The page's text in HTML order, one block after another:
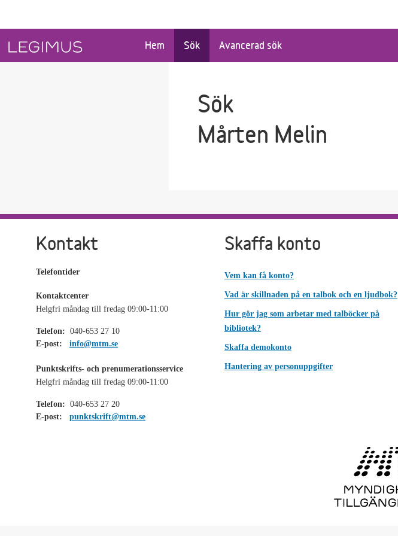
Hem Sök Avancerad sök
Sök
Mårten Melin
Kontakt
Telefontider
Kontaktcenter
Helgfri måndag till fredag 09:00-11:00
Telefon: 040-653 27 10
E-post:
info@mtm.se
Punktskrifts- och prenumerationsservice
Helgfri måndag till fredag 09:00-11:00
Telefon: 040-653 27 20
E-post:
punktskrift@mtm.se
Skaffa konto
Vem kan få konto?
Vad är skillnaden på en talbok och en ljudbok?
Hur gör jag som arbetar med talböcker på
bibliotek?
Skaffa demokonto
Hantering av personuppgifter